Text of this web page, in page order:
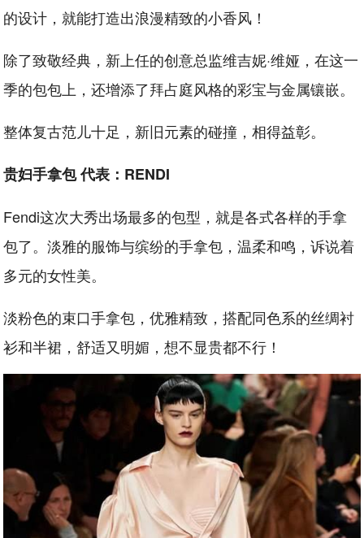
的设计，就能打造出浪漫精致的小香风！
除了致敬经典，新上任的创意总监维吉妮·维娅，在这一
季的包包上，还增添了拜占庭风格的彩宝与金属镶嵌。
整体复古范儿十足，新旧元素的碰撞，相得益彰。
贵妇手拿包 代表：RENDI
Fendi这次大秀出场最多的包型，就是各式各样的手拿
包了。淡雅的服饰与缤纷的手拿包，温柔和鸣，诉说着
多元的女性美。
淡粉色的束口手拿包，优雅精致，搭配同色系的丝绸衬
衫和半裙，舒适又明媚，想不显贵都不行！